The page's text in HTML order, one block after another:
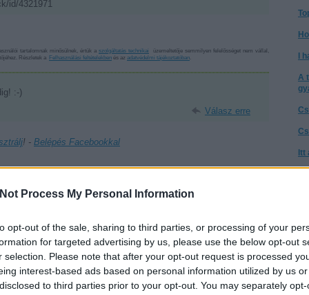
Process My Personal Information
opt-out of the sale, sharing to third parties, or processing of your
for targeted advertising by us, please use the below opt-out
selection. Please note that after your opt-out request is processed
interest-based ads based on personal information utilized by us
to third parties prior to your opt-out. You may separately
I
A
Itt
id/4321971
tartalomnak minősülnek, értük a szolgáltatás technikai
üzemeltetője semmilyen felelősséget nem vállal,
Részletek a Felhasználási feltételekben és az adatvédelmi tájékoztatóban.
:-)
Válasz erre
! ‐ Belépés Facebookkal
2018Kelle Botond-BűvészMűsor.hu
Google
SÜTI BEÁLLÍTÁSOK MÓDOSÍTÁSA